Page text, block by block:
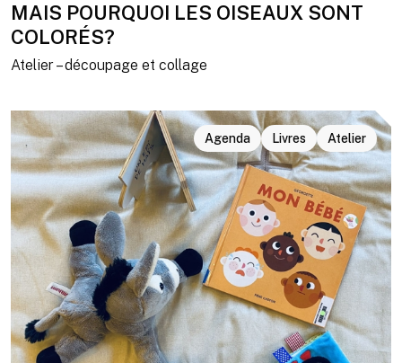
MAIS POURQUOI LES OISEAUX SONT
COLORÉS?
Atelier – découpage et collage
Agenda Livres Atelier